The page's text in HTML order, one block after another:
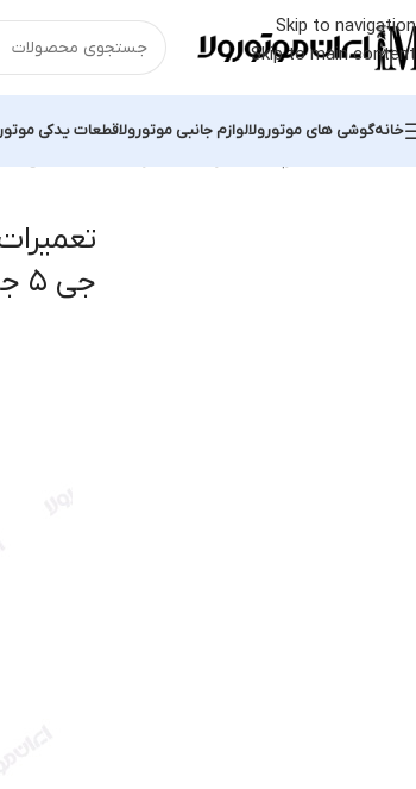
Skip to navigation
Skip to main content
خانهگوشی های موتورولالوازم جانبی موتورولاقطعات یدکی
جی ۵ جی پلاس